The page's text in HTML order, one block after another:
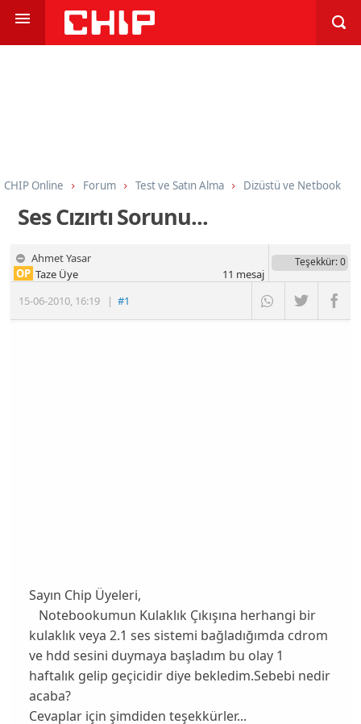
CHIP Online Forum Test ve Satın Alma Dizüstü ve Netbook
Ses Cızırtı Sorunu...
Ahmet Yasar
15-06-2010, 16:19 |#1
OP Taze Üye
Teşekkür: 0
11 mesaj
Sayın Chip Üyeleri,
Notebookumun Kulaklık Çıkışına herhangi bir
kulaklık veya 2.1 ses sistemi bağladığımda cdrom
ve hdd sesini duymaya başladım bu olay 1
haftalık gelip geçicidir diye bekledim.Sebebi nedir
acaba?
Cevaplar için şimdiden teşekkürler...